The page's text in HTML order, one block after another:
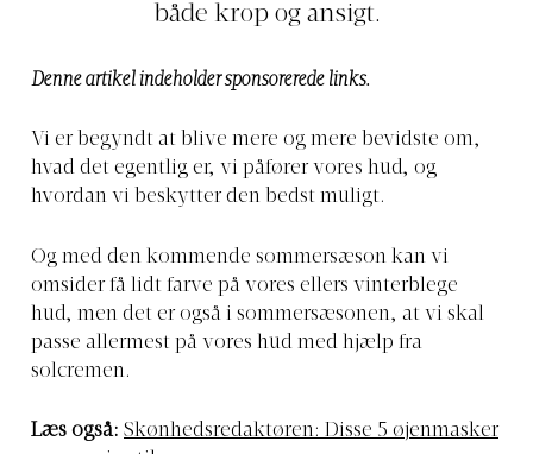
både krop og ansigt.
Denne artikel indeholder sponsorerede links.
Vi er begyndt at blive mere og mere bevidste om,
hvad det egentlig er, vi påfører vores hud, og
hvordan vi beskytter den bedst muligt.
Og med den kommende sommersæson kan vi
omsider få lidt farve på vores ellers vinterblege
hud, men det er også i sommersæsonen, at vi skal
passe allermest på vores hud med hjælp fra
solcremen.
Læs også: Skønhedsredaktøren: Disse 5 øjenmasker